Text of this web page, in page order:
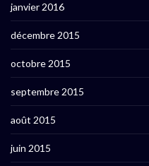
janvier 2016
décembre 2015
octobre 2015
septembre 2015
août 2015
juin 2015